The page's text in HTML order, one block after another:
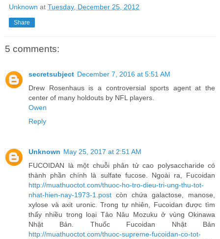
Unknown at Tuesday, December 25, 2012
Share
5 comments:
secretsubject December 7, 2016 at 5:51 AM
Drew Rosenhaus is a controversial sports agent at the
center of many holdouts by NFL players.
Owen
Reply
Unknown May 25, 2017 at 2:51 AM
FUCOIDAN là một chuỗi phân tử cao polysaccharide có
thành phần chính là sulfate fucose. Ngoài ra, Fucoidan
http://muathuoctot.com/thuoc-ho-tro-dieu-tri-ung-thu-tot-
nhat-hien-nay-1973-1.post còn chứa galactose, manose,
xylose và axit uronic. Trong tự nhiên, Fucoidan được tìm
thấy nhiều trong loại Tảo Nâu Mozuku ở vùng Okinawa
Nhật Bản. Thuốc Fucoidan Nhật Bản
http://muathuoctot.com/thuoc-supreme-fucoidan-co-tot-